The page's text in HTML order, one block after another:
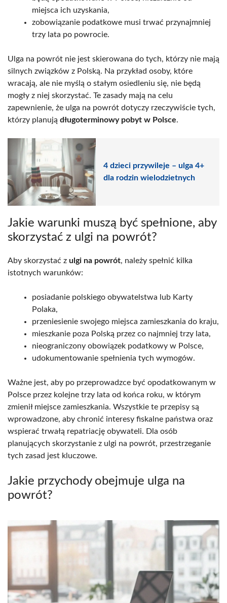
miejsca ich uzyskania,
zobowiązanie podatkowe musi trwać przynajmniej
trzy lata po powrocie.
Ulga na powrót nie jest skierowana do tych, którzy nie mają
silnych związków z Polską. Na przykład osoby, które
wracają, ale nie myślą o stałym osiedleniu się, nie będą
mogły z niej skorzystać. Te zasady mają na celu
zapewnienie, że ulga na powrót dotyczy rzeczywiście tych,
którzy planują długoterminowy pobyt w Polsce.
4 dzieci przywileje – ulga 4+
dla rodzin wielodzietnych
Jakie warunki muszą być spełnione, aby
skorzystać z ulgi na powrót?
Aby skorzystać z ulgi na powrót, należy spełnić kilka
istotnych warunków:
posiadanie polskiego obywatelstwa lub Karty
Polaka,
przeniesienie swojego miejsca zamieszkania do kraju,
mieszkanie poza Polską przez co najmniej trzy lata,
nieograniczony obowiązek podatkowy w Polsce,
udokumentowanie spełnienia tych wymogów.
Ważne jest, aby po przeprowadzce być opodatkowanym w
Polsce przez kolejne trzy lata od końca roku, w którym
zmienił miejsce zamieszkania. Wszystkie te przepisy są
wprowadzone, aby chronić interesy fiskalne państwa oraz
wspierać trwałą repatriację obywateli. Dla osób
planujących skorzystanie z ulgi na powrót, przestrzeganie
tych zasad jest kluczowe.
Jakie przychody obejmuje ulga na
powrót?